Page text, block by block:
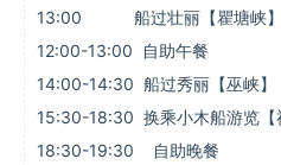
13:00 船过壮丽【瞿塘峡】
12:00-13:00 自助午餐
14:00-14:30 船过秀丽【巫峡】
15:30-18:30 换乘小木船游览【
18:30-19:30 自助晚餐